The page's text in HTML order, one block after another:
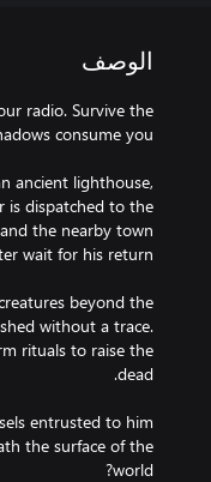
الوصف
radio. Survive the
ancient lighthouse,
is dispatched to the
the nearby town
beyond the
without a trace.
rituals to raise the
entrusted to him
the surface of the
world?